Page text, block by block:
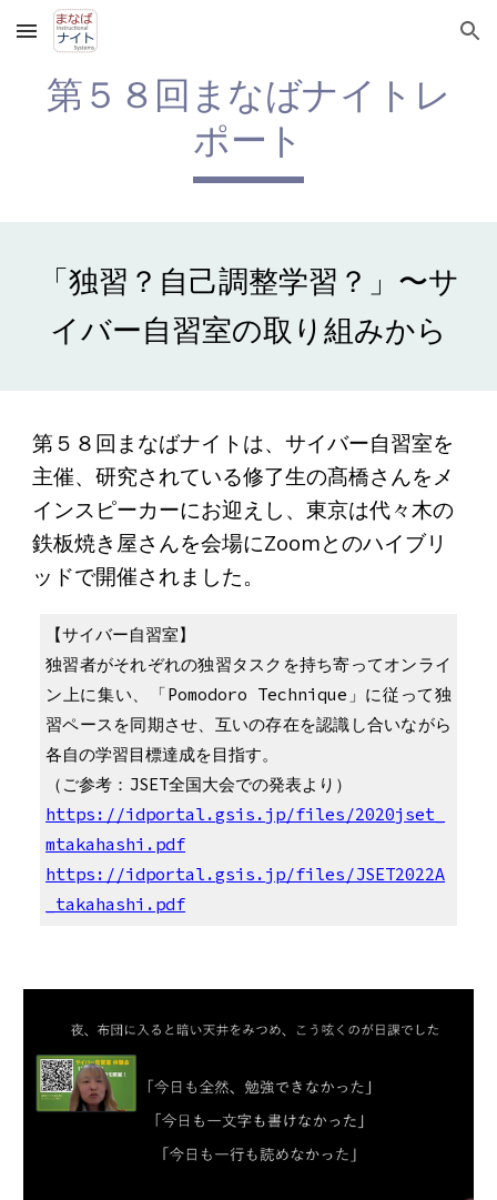
Skip to main content Skip to navigation
第５ ８ 回まなばナイトレ
ポート
「独習？自己調整学習？」〜サ
イバー自習室の取り組みから
第５８回まなばナイトは、サイバー自習室を
主催、研究されている修了生の髙橋さんをメ
インスピーカーにお迎えし、東京は代々木の
鉄板焼き屋さんを会場にZoomとのハイブリ
ッドで開催されました。
【サイバー自習室】
独習者がそれぞれの独習タスクを持ち寄ってオンライ
ン上に集い、「Pomodoro Technique」に従って独
習ペースを同期させ、互いの存在を認識し合いながら
各自の学習目標達成を目指す。
（ご参考：JSET全国大会での発表より）
https://idportal.gsis.jp/files/2020jset_
mtakahashi.pdf
https://idportal.gsis.jp/files/JSET2022A
_takahashi.pdf